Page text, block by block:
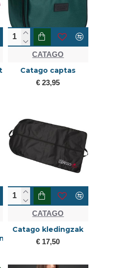
CATAGO
Catago captas
€ 23,95
CATAGO
Catago kledingzak
€ 17,50